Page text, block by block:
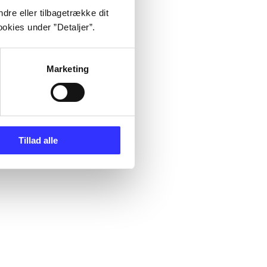
eller tilbagetrække dit
under ”Detaljer”.
Marketing
Tillad alle